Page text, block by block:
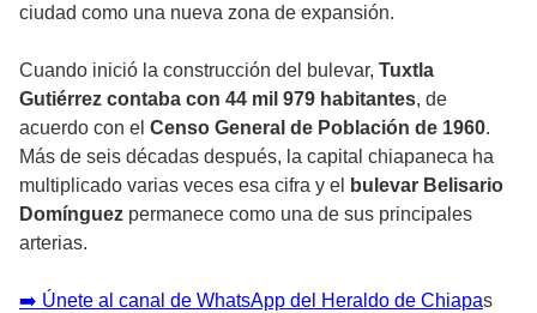
ciudad como una nueva zona de expansión.
Cuando inició la construcción del bulevar, Tuxtla
Gutiérrez contaba con 44 mil 979 habitantes, de
acuerdo con el Censo General de Población de 1960.
Más de seis décadas después, la capital chiapaneca ha
multiplicado varias veces esa cifra y el
bulevar Belisario
Domínguez permanece como una de sus principales
arterias.
➡️ Únete al canal de WhatsApp del Heraldo de Chiapas